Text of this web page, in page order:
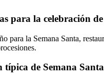
para la celebración
para la Semana Santa,
típica de Semana